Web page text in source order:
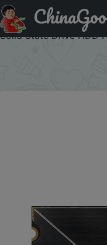
Знижка на ADATA
XPG GAMMIX S70
Solid State Drive HDD